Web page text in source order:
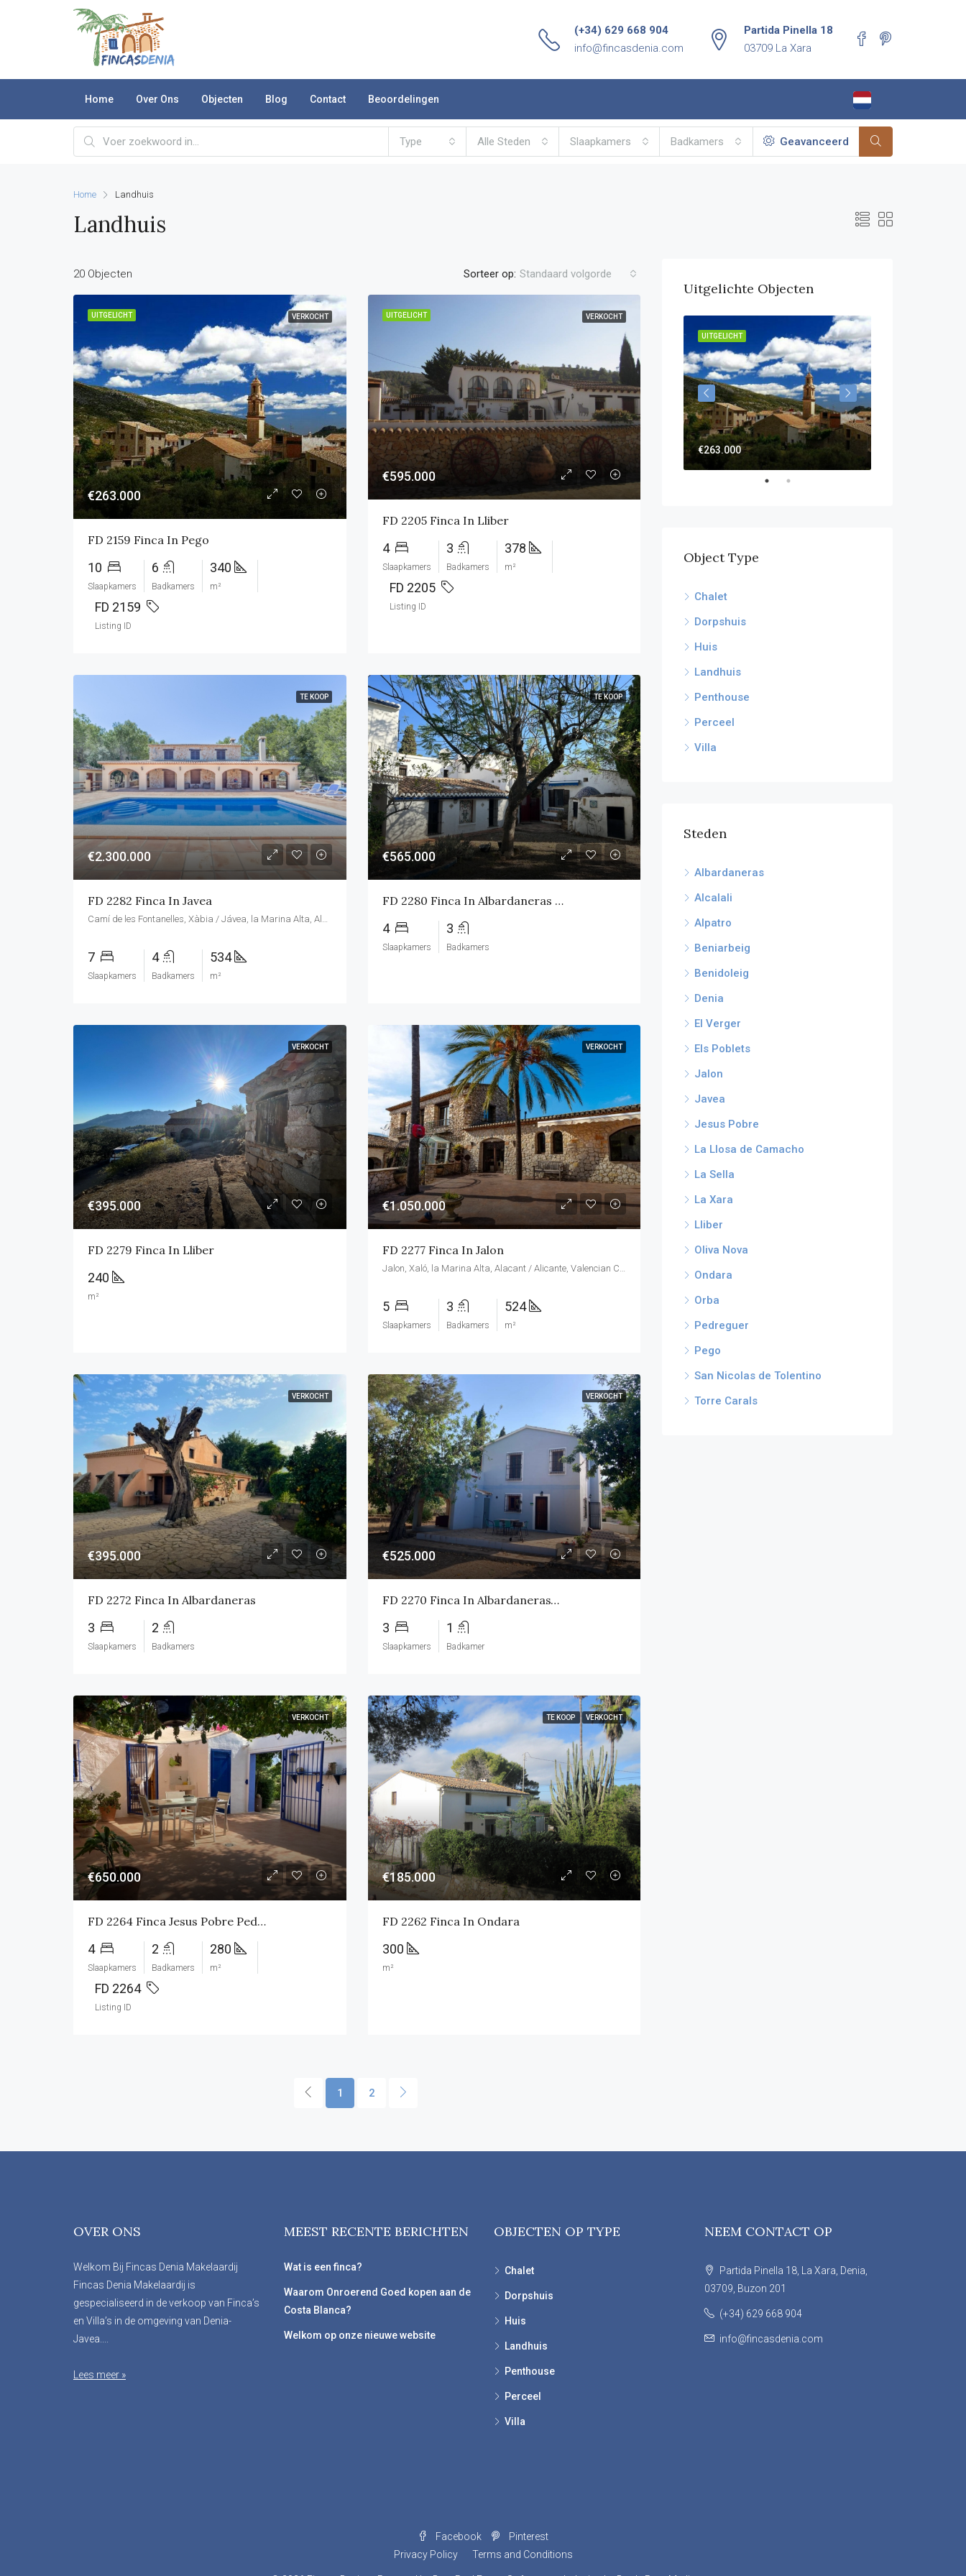
(+34) 629 668 904
info@fincasdenia.com
Partida Pinella 18
03709 La Xara
Home Over Ons Objecten Blog Contact Beoordelingen
Type Alle Steden Slaapkamers Badkamers Geavanceerd
Home Landhuis
Landhuis
20 Objecten Sorteer op: Standaard volgorde
UITGELICHT VERKOCHT
€263.000
FD 2159 Finca In Pego
10
Slaapkamers
6
Badkamers
340
m²
FD 2159
Listing ID
UITGELICHT VERKOCHT
€595.000
FD 2205 Finca In Lliber
4
Slaapkamers
3
Badkamers
378
m²
FD 2205
Listing ID
TE KOOP
€2.300.000
FD 2282 Finca In Javea
7
Slaapkamers
4
Badkamers
534
m²
TE KOOP
€565.000
FD 2280 Finca In Albardaneras Pedreguer
4
Slaapkamers
3
Badkamers
VERKOCHT
€395.000
FD 2279 Finca In Lliber
240
m²
VERKOCHT
€1.050.000
FD 2277 Finca In Jalon
Jalon, Xaló, la Marina Alta, Alacant / Alicante, Valencian Community, Spain
5
Slaapkamers
3
Badkamers
524
m²
VERKOCHT
€395.000
FD 2272 Finca In Albardaneras
3
Slaapkamers
2
Badkamers
VERKOCHT
€525.000
FD 2270 Finca In Albardaneras/Pedreguer
3
Slaapkamers
1
Badkamer
VERKOCHT
€650.000
FD 2264 Finca Jesus Pobre Pedreguer
4
Slaapkamers
2
Badkamers
280
m²
FD 2264
Listing ID
TE KOOP VERKOCHT
€185.000
FD 2262 Finca In Ondara
300
m²
1 2
Uitgelichte Objecten
€595.000
UITGELICHT
€263.000
Object Type
Chalet
Dorpshuis
Huis
Landhuis
Penthouse
Perceel
Villa
Steden
Albardaneras
Alcalali
Alpatro
Beniarbeig
Benidoleig
Denia
El Verger
Els Poblets
Jalon
Javea
Jesus Pobre
La Llosa de Camacho
La Sella
La Xara
Lliber
Oliva Nova
Ondara
Orba
Pedreguer
Pego
San Nicolas de Tolentino
Torre Carals
OVER ONS
Welkom Bij Fincas Denia Makelaardij
Fincas Denia Makelaardij is
gespecialiseerd in de verkoop van Finca’s
en Villa’s in de omgeving van Denia-
Javea....
Lees meer »
MEEST RECENTE BERICHTEN
Wat is een finca?
Waarom Onroerend Goed kopen aan de
Costa Blanca?
Welkom op onze nieuwe website
OBJECTEN OP TYPE
Chalet
Dorpshuis
Huis
Landhuis
Penthouse
Perceel
Villa
NEEM CONTACT OP
Partida Pinella 18, La Xara, Denia,
03709, Buzon 201
(+34) 629 668 904
info@fincasdenia.com
Facebook
Pinterest
Privacy Policy
Terms and Conditions